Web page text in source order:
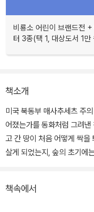
비룡소 어린이 브랜드전
터 3종(택 1, 대상도서 1만
책소개
미국 북동부 매사추세츠 주
어졌는가를 동화처럼 그려
고 간 땅이 처음 어떻게 싹을
살게 되었는지, 숲의 초기에
숲의 일생을 소개하는 글 옆
책속에서